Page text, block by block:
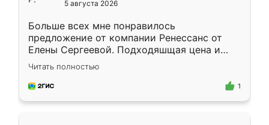
5 августа 2026
Больше всех мне понравилось
предложение от компании Ренессанс от
Елены Сергеевой. Подходяшщая цена и
короткие сроки изготовления. Приехавший
для замера сотрудник Владислав
предложил по моему эскизу самый
Читать полностью
1